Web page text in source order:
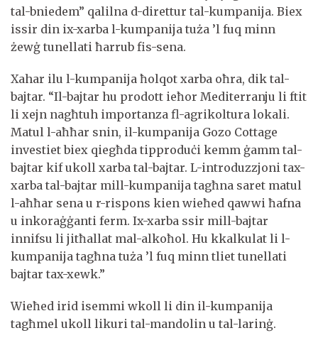
tal-bniedem” qalilna d-direttur tal-kumpanija. Biex
issir din ix-xarba l-kumpanija tuża ’l fuq minn
żewġ tunellati ħarrub fis-sena.
Xahar ilu l-kumpanija ħolqot xarba oħra, dik tal-
bajtar. “Il-bajtar hu prodott ieħor Mediterranju li ftit
li xejn nagħtuh importanza fl-agrikoltura lokali.
Matul l-aħħar snin, il-kumpanija Gozo Cottage
investiet biex qiegħda tipproduċi kemm ġamm tal-
bajtar kif ukoll xarba tal-bajtar. L-introduzzjoni tax-
xarba tal-bajtar mill-kumpanija tagħna saret matul
l-aħħar sena u r-rispons kien wieħed qawwi ħafna
u inkoraġġanti ferm. Ix-xarba ssir mill-bajtar
innifsu li jitħallat mal-alkoħol. Hu kkalkulat li l-
kumpanija tagħna tuża ’l fuq minn tliet tunellati
bajtar tax-xewk.”
Wieħed irid isemmi wkoll li din il-kumpanija
tagħmel ukoll likuri tal-mandolin u tal-larinġ.